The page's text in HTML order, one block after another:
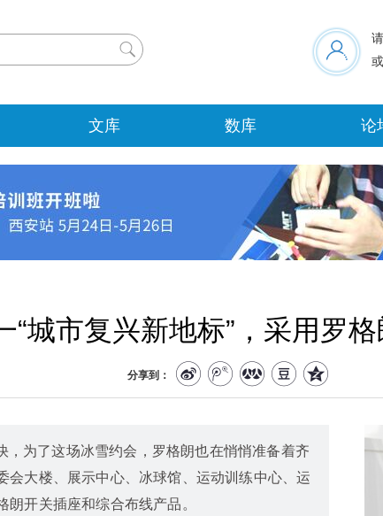

请
或
文库 数库 论
城市复兴新地标”，采用罗格
分享到：
，为了这场冰雪约会，罗格朗也在悄悄准备着齐
会大楼、展示中心、冰球馆、运动训练中心、运
开关插座和综合布线产品。